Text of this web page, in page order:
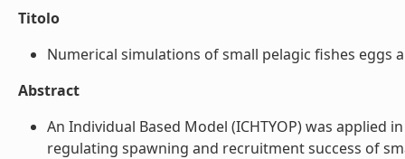
Titolo
Numerical simulations of small pelagic fishes eggs
Abstract
An Individual Based Model (ICHTYOP) was
regulating spawning and recruitment success of